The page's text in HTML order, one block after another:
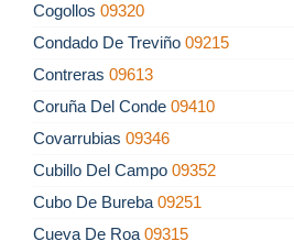
Cogollos 09320
Condado De Treviño 09215
Contreras 09613
Coruña Del Conde 09410
Covarrubias 09346
Cubillo Del Campo 09352
Cubo De Bureba 09251
Cueva De Roa 09315